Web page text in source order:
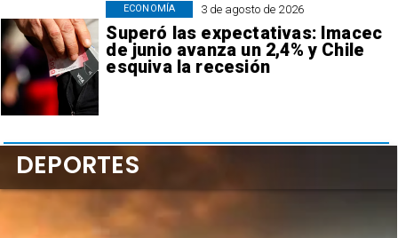
3 de agosto de 2026
Superó las expectativas: Imacec
de junio avanza un 2,4% y Chile
esquiva la recesión
ECONOMÍA
DEPORTES